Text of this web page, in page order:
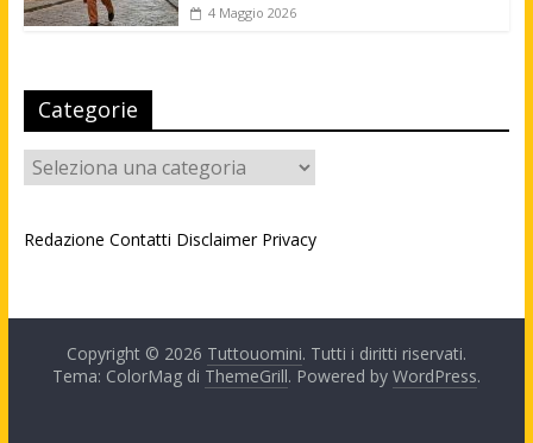
4 Maggio 2026
Categorie
Categorie
Redazione Contatti Disclaimer Privacy
Copyright © 2026 Tuttouomini. Tutti i diritti riservati.
Tema: ColorMag di ThemeGrill. Powered by WordPress.